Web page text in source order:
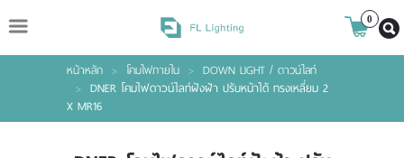
ไทย |ENGLISH
Login Register
0
หน้าหลัก > โคมไฟภายใน > DOWN LIGHT / ดาวน์ไลท์
> DNER โคมไฟดาวน์ไลท์ฝังฝ้า ปรับหน้าได้ ทรงเหลี่ยม 2
X MR16